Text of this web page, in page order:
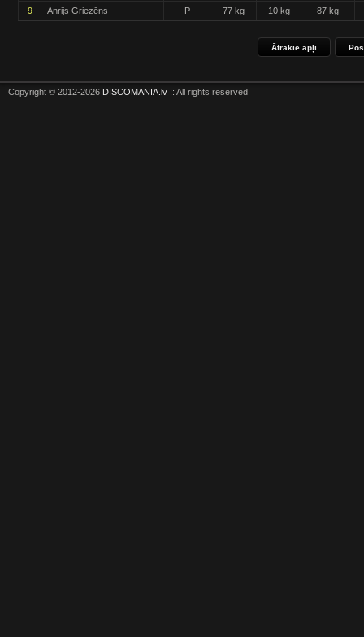
9 Anrijs Griezēns P 77 kg 10 kg 87 kg
Ātrākie apļi
Copyright © 2012-2026 DISCOMANIA.lv :: All rights reserved